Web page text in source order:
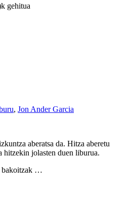
gehitua
, Jon Ander Garcia
aberatsa da. Hitza aberetu
hitzekin jolasten duen liburua.
bakoitzak …